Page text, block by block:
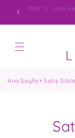
İçeriğe
atla
1500 TL üzeri
Ana Sayfa Satış